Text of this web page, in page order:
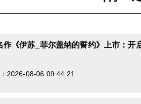
作《伊苏_菲尔盖纳的誓约》上市：开
2026-08-06 09:44:21